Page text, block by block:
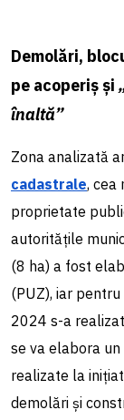
Demolări,
pe acoperiș și
înaltă”
Zona analizată
cadastrale, cea
proprietate
autoritățile
(8 ha) a fost
(PUZ), iar
2024 s-a
se va elabora un
realizate la
demolări și